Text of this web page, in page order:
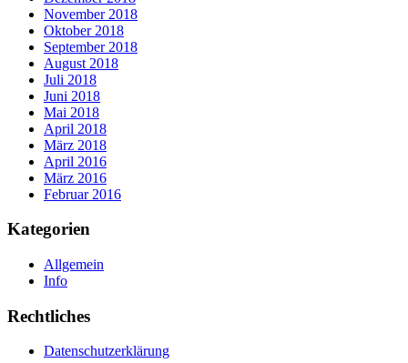
November 2018
Oktober 2018
September 2018
August 2018
Juli 2018
Juni 2018
Mai 2018
April 2018
März 2018
April 2016
März 2016
Februar 2016
Kategorien
Allgemein
Info
Rechtliches
Datenschutzerklärung